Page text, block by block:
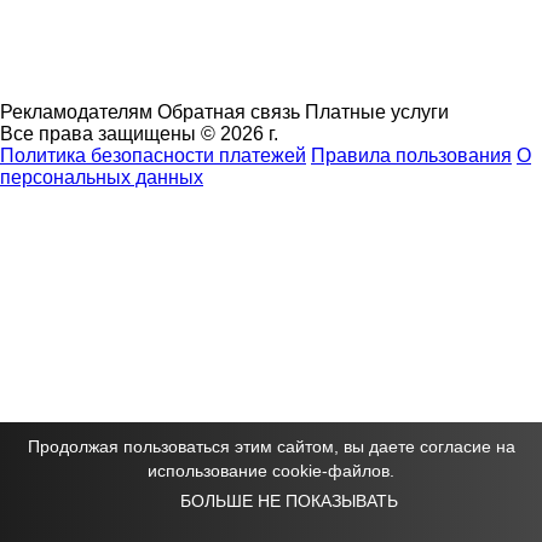
Рекламодателям Обратная связь Платные услуги
Все права защищены © 2026 г.
Политика безопасности платежей Правила пользования О
персональных данных
Продолжая пользоваться этим сайтом, вы даете согласие на
использование cookie-файлов.
БОЛЬШЕ НЕ ПОКАЗЫВАТЬ